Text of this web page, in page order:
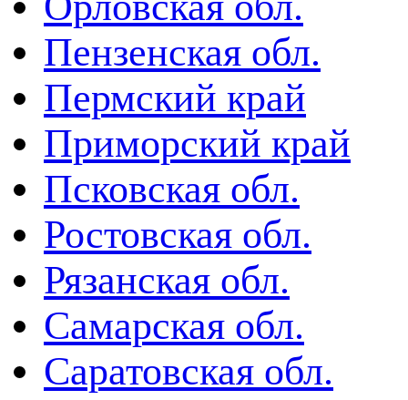
Пензенская обл.
Пермский край
Приморский край
Псковская обл.
Ростовская обл.
Рязанская обл.
Самарская обл.
Саратовская обл.